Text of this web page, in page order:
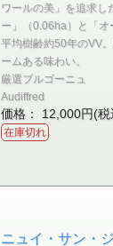
ワールの美」を追求し
ー」（0.06ha）と「オ
平均樹齢約50年のVV
ームある味わい。
厳選ブルゴーニュ
Audiffred
価格： 12,000円(
在庫切れ
ニュイ・サン・